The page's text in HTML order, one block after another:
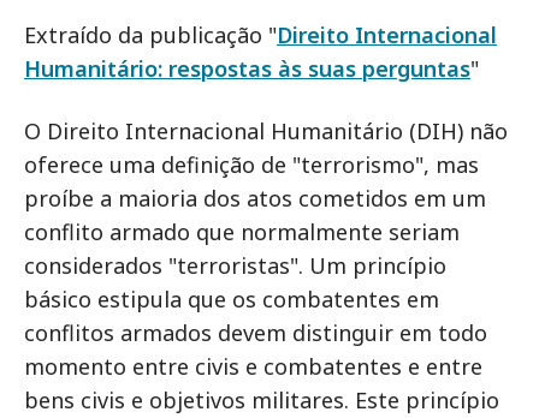
Extraído da publicação "Direito Internacional
Humanitário: respostas às suas perguntas"
O Direito Internacional Humanitário (DIH) não
oferece uma definição de "terrorismo", mas
proíbe a maioria dos atos cometidos em um
conflito armado que normalmente seriam
considerados "terroristas". Um princípio
básico estipula que os combatentes em
conflitos armados devem distinguir em todo
momento entre civis e combatentes e entre
bens civis e objetivos militares. Este princípio